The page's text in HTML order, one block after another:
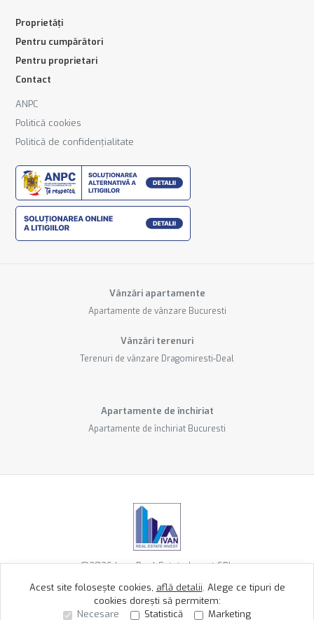
Proprietăți
Pentru cumpărători
Pentru proprietari
Contact
ANPC
Politică cookies
Politică de confidențialitate
Vânzări apartamente
Apartamente de vânzare Bucuresti
Vânzări terenuri
Terenuri de vânzare Dragomiresti-Deal
Apartamente de închiriat
Apartamente de închiriat Bucuresti
©2026Ivan Real Estate Invest SRL
Site creat în
Acest site folosește cookies, află detalii. Alege ce tipuri de
cookies dorești să permitem:
Necesare
Statistică Marketing